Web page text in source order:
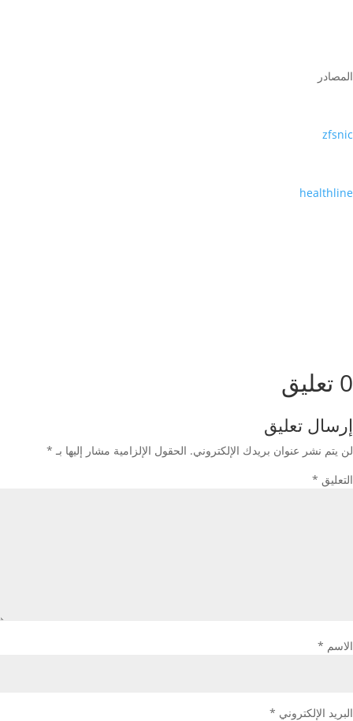
المصادر
zfsnic
healthline
0 تعليق
إرسال تعليق
لن يتم نشر عنوان بريدك الإلكتروني. الحقول الإلزامية مشار إليها بـ *
التعليق *
الاسم *
البريد الإلكتروني *